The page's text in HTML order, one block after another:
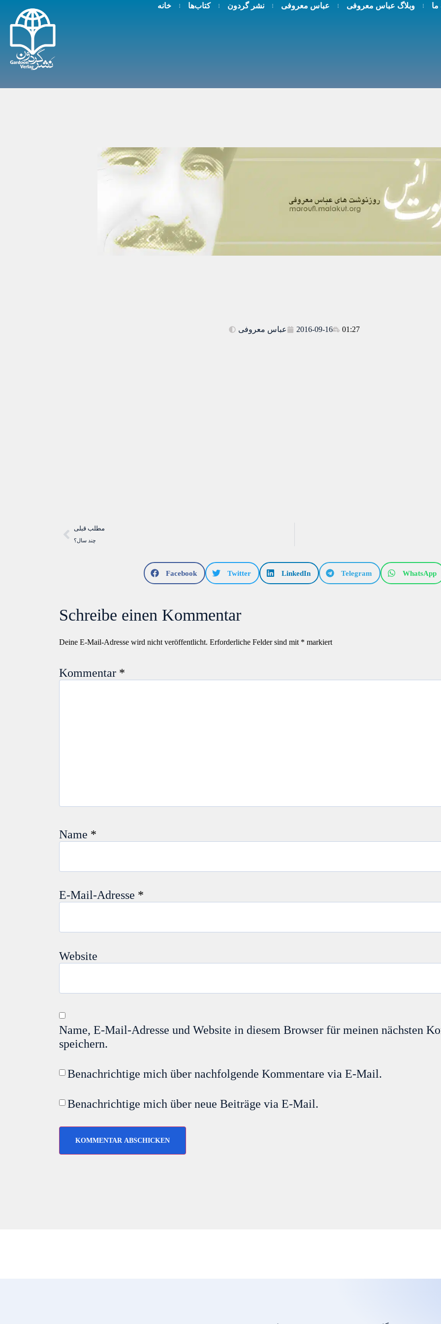
خانه کتاب‌ها نشر گردون عباس معروفی وبلاگ عباس معروفی ما
عباس معروفی 2016-09-16 01:27
مطلب قبلی
چند سال؟
Facebook Twitter LinkedIn Telegram WhatsApp
Schreibe einen Kommentar
Deine E-Mail-Adresse wird nicht veröffentlicht. Erforderliche Felder sind mit * markiert
Kommentar *
Name *
E-Mail-Adresse *
Website
Name, E-Mail-Adresse und Website in diesem Browser für meinen nächsten
speichern.
Benachrichtige mich über nachfolgende Kommentare via E-Mail.
Benachrichtige mich über neue Beiträge via E-Mail.